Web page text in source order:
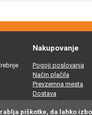
Nakupovanje
Pogoji poslovanja
Način plačila
Prevzemna mesta
Dostava
Bartog, v spletni trgovini
piškotke, da lahko